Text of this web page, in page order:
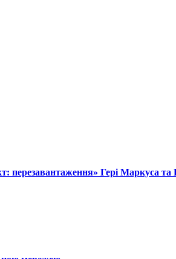
Гері Маркуса та